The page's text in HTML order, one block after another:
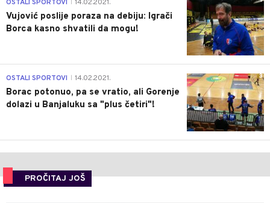
OSTALI SPORTOVI 14.02.2021.
Vujović poslije poraza na debiju: Igrači
Borca kasno shvatili da mogu!
3
OSTALI SPORTOVI 14.02.2021.
Borac potonuo, pa se vratio, ali Gorenje
dolazi u Banjaluku sa "plus četiri"!
PROČITAJ JOŠ